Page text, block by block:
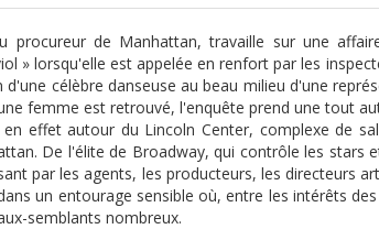
procureur de Manhattan, travaille sur une
» lorsqu'elle est appelée en renfort par les
d'une célèbre danseuse au beau milieu d'une
femme est retrouvé, l'enquête prend une tout
effet autour du Lincoln Center, complexe de
De l'élite de Broadway, qui contrôle les stars
par les agents, les producteurs, les directeurs
un entourage sensible où, entre les intérêts
semblants nombreux.